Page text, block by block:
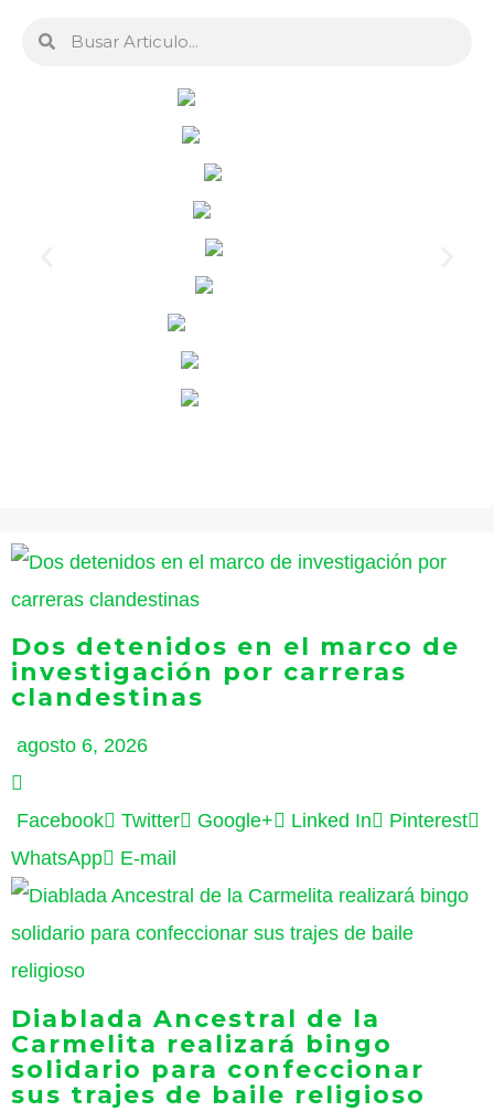
Dos detenidos en el marco de
investigación por carreras
clandestinas
agosto 6, 2026
Facebook Twitter Google+ Linked In
Pinterest
WhatsApp
E-mail
Diablada Ancestral de la
Carmelita realizará bingo
solidario para confeccionar
sus trajes de baile religioso